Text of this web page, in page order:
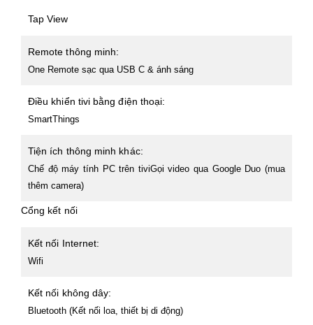
Tap View
Remote thông minh:
One Remote sạc qua USB C & ánh sáng
Điều khiển tivi bằng điện thoại:
SmartThings
Tiện ích thông minh khác:
Chế độ máy tính PC trên tiviGọi video qua Google Duo (mua
thêm camera)
Cổng kết nối
Kết nối Internet:
Wifi
Kết nối không dây:
Bluetooth (Kết nối loa, thiết bị di động)